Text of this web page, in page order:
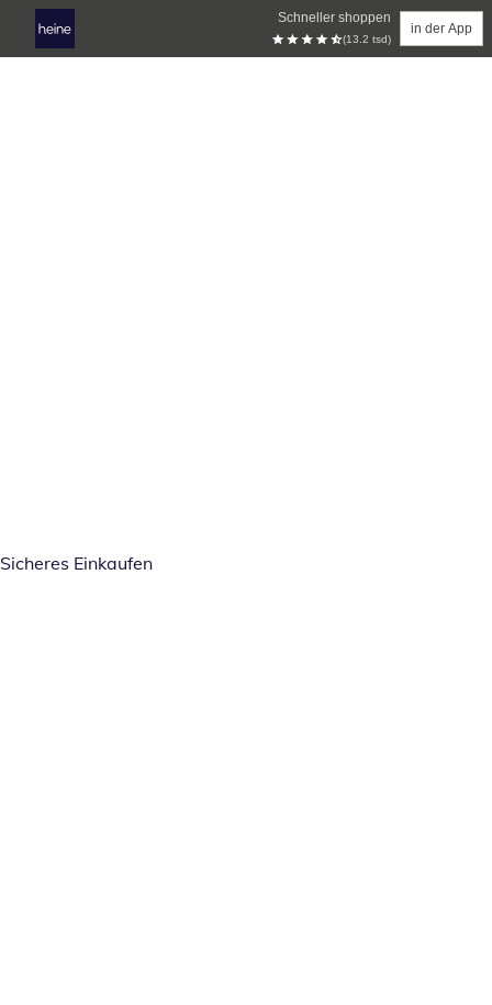
Schneller shoppen
(13.2 tsd)
in der App
Sicheres Einkaufen